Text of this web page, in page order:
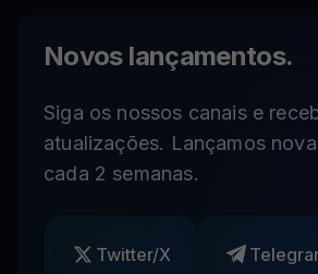
Novos lançamentos.
Siga os nossos canais e
atualizações. Lançamos
cada 2 semanas.
Twitter/X